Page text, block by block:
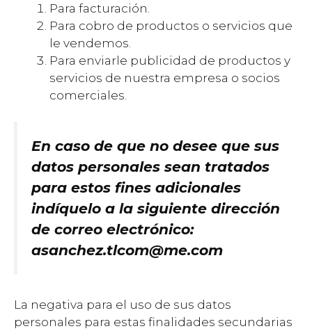
Para facturación.
Para cobro de productos o servicios que
le vendemos.
Para enviarle publicidad de productos y
servicios de nuestra empresa o socios
comerciales.
En caso de que no desee que sus
datos personales sean tratados
para estos fines adicionales
indíquelo a la siguiente dirección
de correo electrónico:
asanchez.tlcom@me.com
La negativa para el uso de sus datos
personales para estas finalidades secundarias